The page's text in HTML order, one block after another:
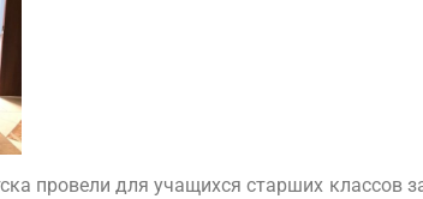
провели для учащихся старших классов